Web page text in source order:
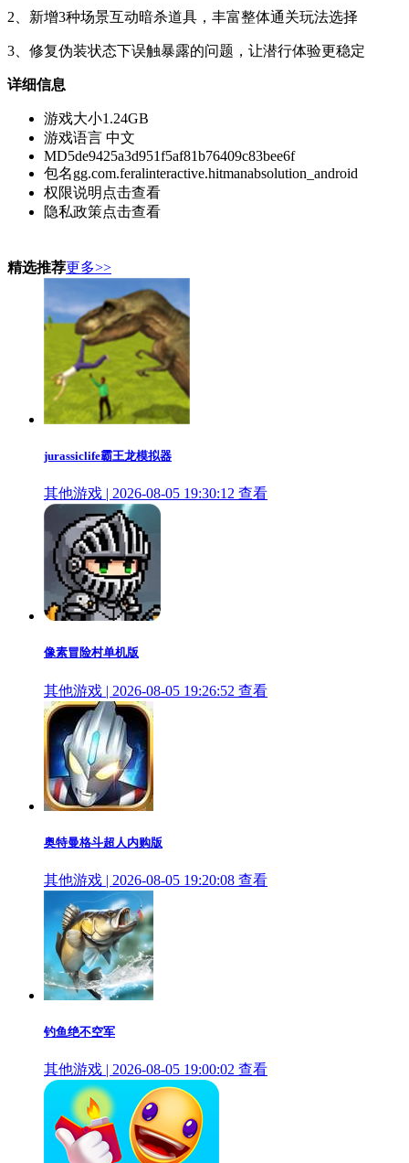
2、新增3种场景互动暗杀道具，丰富整体通关玩法选择
3、修复伪装状态下误触暴露的问题，让潜行体验更稳定
详细信息
游戏大小1.24GB
游戏语言 中文
MD5de9425a3d951f5af81b76409c83bee6f
包名gg.com.feralinteractive.hitmanabsolution_android
权限说明 点击查看
隐私政策点击查看
精选推荐更多>>
jurassiclife霸王龙模拟器
其他游戏 | 2026-08-05 19:30:12 查看
像素冒险村单机版
其他游戏 | 2026-08-05 19:26:52 查看
奥特曼格斗超人内购版
其他游戏 | 2026-08-05 19:20:08 查看
钓鱼绝不空军
其他游戏 | 2026-08-05 19:00:02 查看